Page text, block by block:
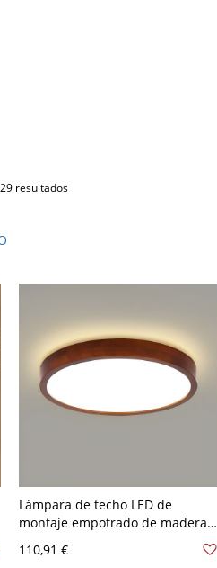
resultados
Lámpara de techo LED de
montaje empotrado de madera
acrílica blanca - 110 A 120 V
110,91 €